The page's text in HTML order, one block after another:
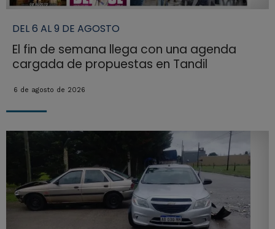
DEL 6 AL 9 DE AGOSTO
El fin de semana llega con una agenda
cargada de propuestas en Tandil
6 de agosto de 2026